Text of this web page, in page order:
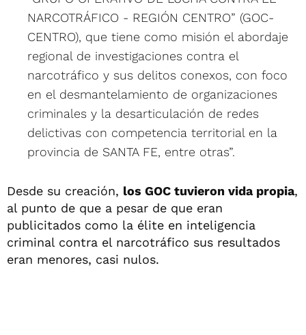
NARCOTRÁFICO - REGIÓN CENTRO” (GOC-
CENTRO), que tiene como misión el abordaje
regional de investigaciones contra el
narcotráfico y sus delitos conexos, con foco
en el desmantelamiento de organizaciones
criminales y la desarticulación de redes
delictivas con competencia territorial en la
provincia de SANTA FE, entre otras”.
Desde su creación, los GOC tuvieron vida propia,
al punto de que a pesar de que eran
publicitados como la élite en inteligencia
criminal contra el narcotráfico sus resultados
eran menores, casi nulos.